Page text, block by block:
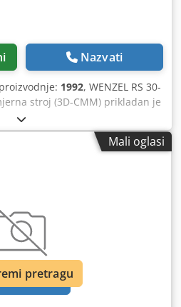
Nazvati
1992, WENZEL RS 30-
stroj (3D-CMM) prikladan je
kvalitete, mjerenju
ulazne robe. Dcodpezqc
CNC upravljačkim sustavom i
PH10 / TP20. Veliki
2.000 x 1.500 mm (X/Y/Z)
kalupa i strojeva, kao i
precizna koordinatna
Mali oglasi
slike
pretragu